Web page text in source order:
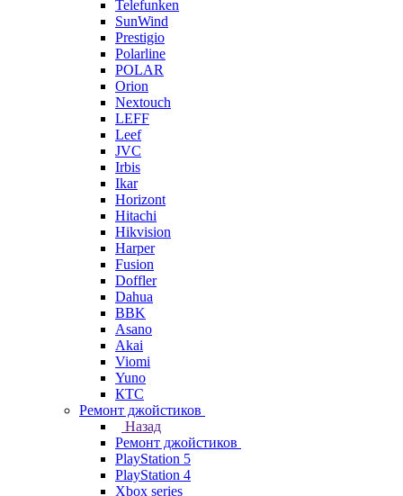
Telefunken
SunWind
Prestigio
Polarline
POLAR
Orion
Nextouch
LEFF
Leef
JVC
Irbis
Ikar
Horizont
Hitachi
Hikvision
Harper
Fusion
Doffler
Dahua
BBK
Asano
Akai
Viomi
Yuno
КТС
Ремонт джойстиков
Назад
Ремонт джойстиков
PlayStation 5
PlayStation 4
Xbox series